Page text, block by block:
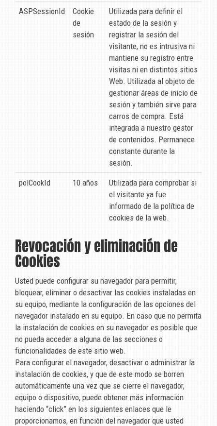
ASPSessionId
Cookie
de
sesión
Utilizada para definir el
estado de la sesión y
registrar la sesión del
visitante, no es intrusiva ni
mantiene su registro entre
visitas ni en distintos sitios
Web. Utilizada al objeto de
gestionar áreas de inicio de
sesión y también sirve para
carros de compra. Está
integrada a nuestro gestor
de contenidos. Permanece
constante durante la
sesión.
polCookId 10 años
Utilizada para comprobar si
el visitante ya fue
informado de la política de
cookies de la web.
Revocación y eliminación de
Cookies
Usted puede configurar su navegador para permitir,
bloquear, eliminar o desactivar las cookies instaladas en
su equipo, mediante la configuración de las opciones del
navegador instalado en su equipo. En caso que no permita
la instalación de cookies en su navegador es posible que
no pueda acceder a alguna de las secciones o
funcionalidades de este sitio web.
Para configurar el navegador, desactivar o administrar la
instalación de cookies, y que de este modo se borren
automáticamente una vez que se cierre el navegador,
equipo o dispositivo, puede obtener más información
haciendo “click” en los siguientes enlaces que le
proporcionamos, en función del navegador que usted